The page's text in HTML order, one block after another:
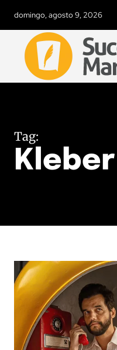
domingo, agosto 9, 2026
Tag: